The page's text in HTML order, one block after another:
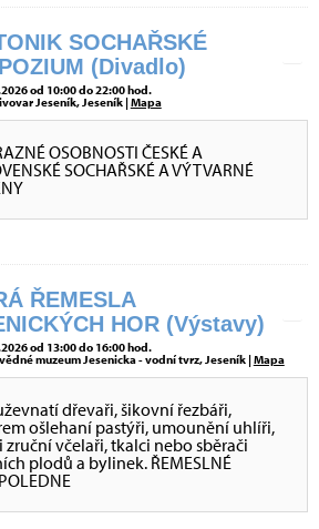
SOCHAŘSKÉ
(Divadlo)
od 10:00 do 22:00 hod.
Jeseník, Jeseník |Mapa
OSOBNOSTI ČESKÉ A
SOCHAŘSKÉ A VÝTVARNÉ
ŘEMESLA
HOR (Výstavy)
od 13:00 do 16:00 hod.
muzeum Jesenicka - vodní tvrz, Jeseník |Mapa
dřevaři, šikovní řezbáři,
ošlehaní pastýři, umounění uhlíři,
zruční včelaři, tkalci nebo sběrači
plodů a bylinek. ŘEMESLNÉ